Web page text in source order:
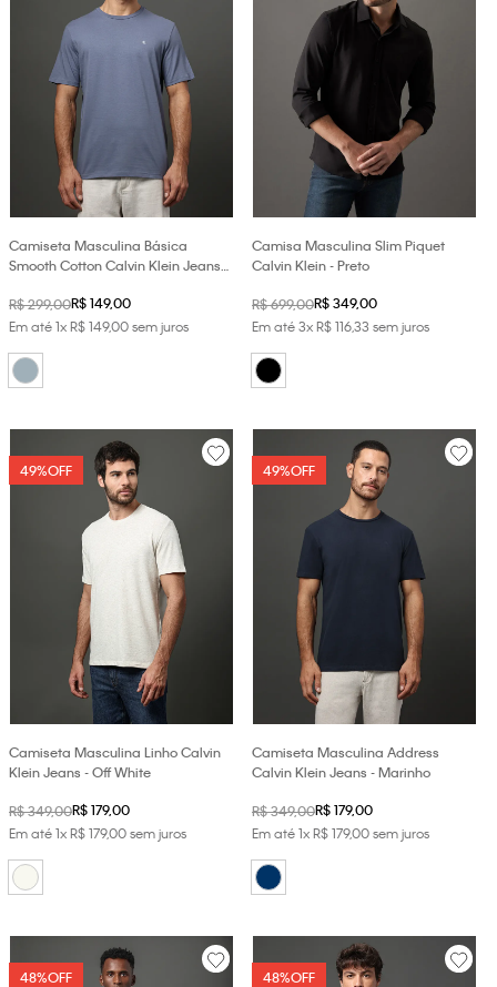
Camiseta Masculina Básica
Smooth Cotton Calvin Klein Jeans -
R$299,00R$149,00
Em até1xR$149,00sem juros
Camisa Masculina Slim Piquet
Calvin Klein - Preto
R$699,00R$349,00
Em até3xR$11633 sem juros
49%OFF
Camiseta Masculina Linho Calvin
Klein Jeans - Off White
R$349,00R$179,00
Em até1xR$179,00sem juros
49%OFF
Camiseta Masculina Address
Calvin Klein Jeans - Marinho
R$349,00R$179,00
Em até1xR$179,00sem juros
48%OFF 48%OFF